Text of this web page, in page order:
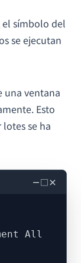
el símbolo del
se ejecutan
una ventana
Esto
se ha
－□×
All